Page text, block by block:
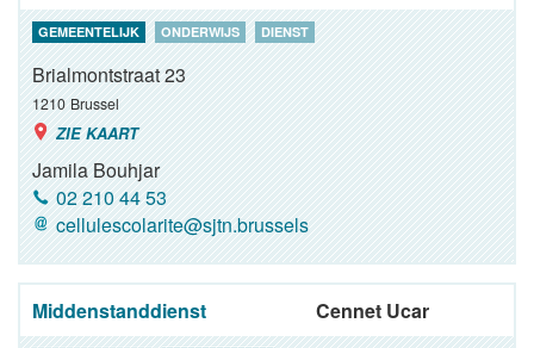
GEMEENTELIJK ONDERWIJS DIENST
Brialmontstraat 23
1210 Brussel
ZIE KAART
Jamila Bouhjar
02 210 44 53
cellulescolarite@sjtn.brussels
Middenstanddienst Cennet Ucar